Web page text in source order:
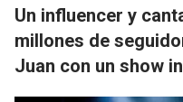
Un influencer y
millones de
Juan con un show